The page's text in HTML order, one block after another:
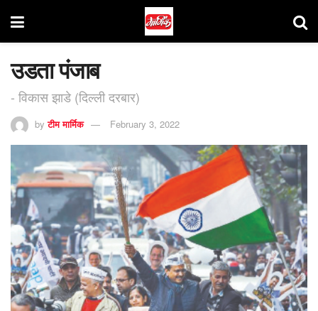
उडता पंजाब
- विकास झाडे (दिल्ली दरबार)
by टीम मार्मिक February 3, 2022